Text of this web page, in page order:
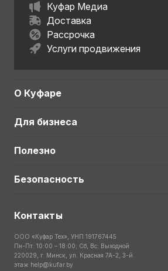
Куфар Медиа
Доставка
Рассрочка
Услуги продвижения
О Куфаре
Для бизнеса
Полезно
Безопасность
Контакты
ООО «Куфар Тех», УНП 191767445
Пн-Пт: 10:00 – 18:00; Сб, Вс: Выходной
220029, г. Минск, ул. Красная 7А-2, 3-й
этаж help@kufar.by